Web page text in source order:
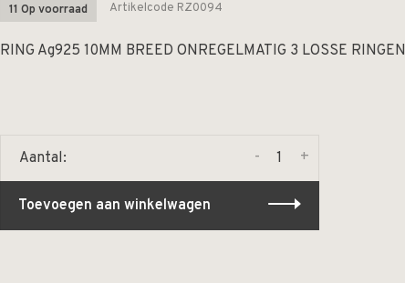
11 Op voorraad Artikelcode RZ0094
RING Ag925 10MM BREED ONREGELMATIG 3 LOSSE RINGEN
Aantal: +
-
Toevoegen aan winkelwagen